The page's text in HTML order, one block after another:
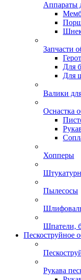
Аппараты
Запчасти
Для
Для
Валики
Оснастка
Хопперы
Пылесосы
Шпатели,
Пескоструйное
Рукава